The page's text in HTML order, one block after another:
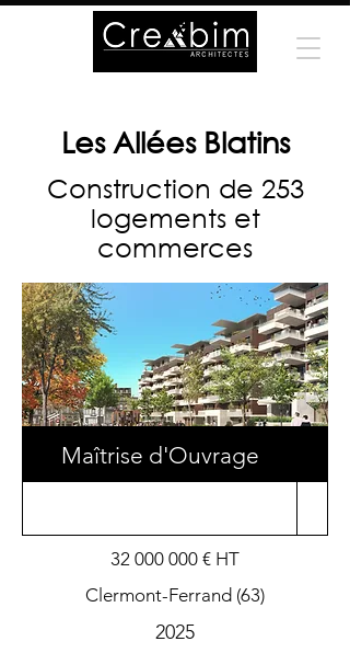
Les Allées Blatins
Construction de 253
logements et
commerces
Maîtrise d'Ouvrage
32 000 000 € HT
Clermont-Ferrand (63)
2025